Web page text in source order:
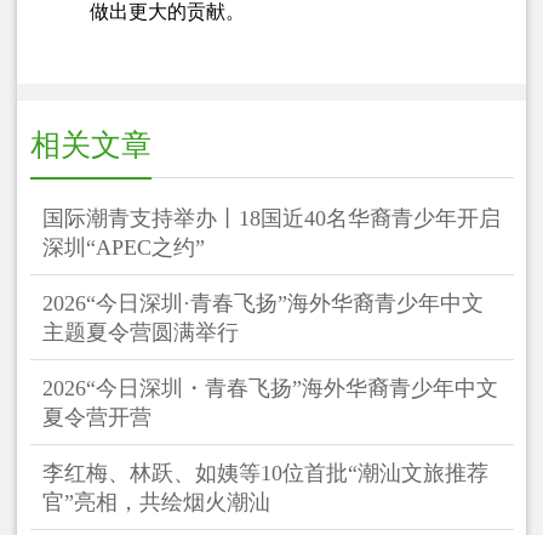
做出更大的贡献。
相关文章
国际潮青支持举办丨18国近40名华裔青少年开启
深圳“APEC之约”
2026“今日深圳·青春飞扬”海外华裔青少年中文
主题夏令营圆满举行
2026“今日深圳・青春飞扬”海外华裔青少年中文
夏令营开营
李红梅、林跃、如姨等10位首批“潮汕文旅推荐
官”亮相，共绘烟火潮汕